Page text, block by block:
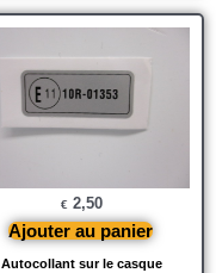
Autocollant sur le casque
€ 2,50
Ajouter au panier